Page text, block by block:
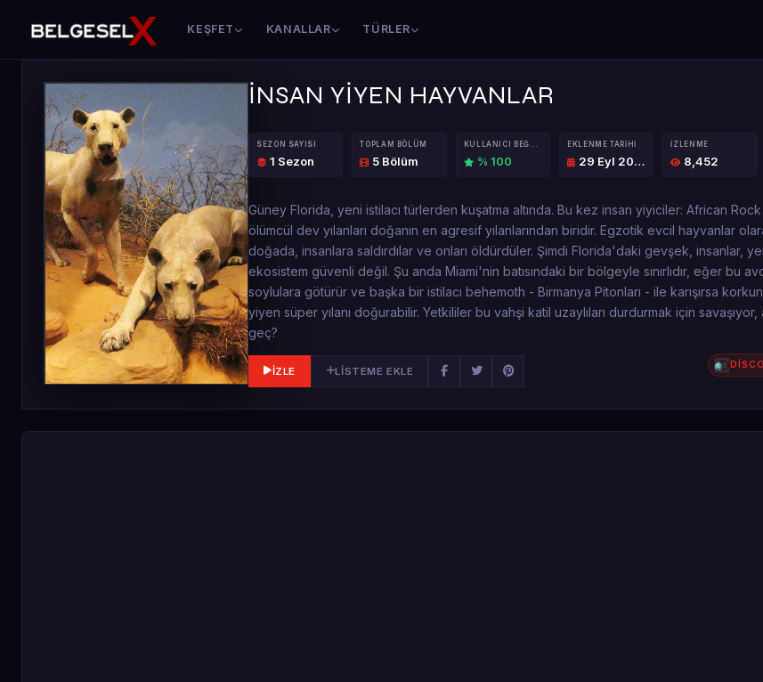
KEŞFET KANALLAR TÜRLER
İNSAN YİYEN HAYVANLAR
SEZON SAYISI
1 Sezon
TOPLAM BÖLÜM
5 Bölüm
KULLANICI BEĞENISI
% 100
EKLENME TARIHI
29 Eyl 2019
İZLENME
8,452
Güney Florida, yeni istilacı türlerden kuşatma altında. Bu kez insan yiyiciler: African
ölümcül dev yılanları doğanın en agresif yılanlarından biridir. Egzotik evcil hayvanlar
doğada, insanlara saldırdılar ve onları öldürdüler. Şimdi Florida'daki gevşek, insanlar,
ekosistem güvenli değil. Şu anda Miami'nin batısındaki bir bölgeyle sınırlıdır, eğer bu
soylulara götürür ve başka bir istilacı behemoth - Birmanya Pitonları - ile karışırsa
yiyen süper yılanı doğurabilir. Yetkililer bu vahşi katil uzaylıları durdurmak için savaşıyor,
geç?
İZLE LISTEME EKLE